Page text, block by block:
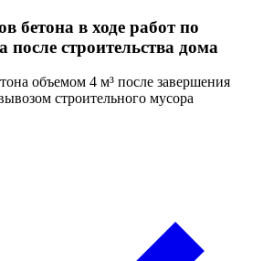
бетона в ходе работ по
после строительства дома
объемом 4 м³ после завершения
строительного мусора